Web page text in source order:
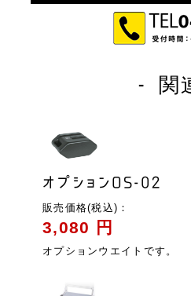
- 関
オプションOS-02
販売価格(税込)：
3,080 円
オプションウエイトです。